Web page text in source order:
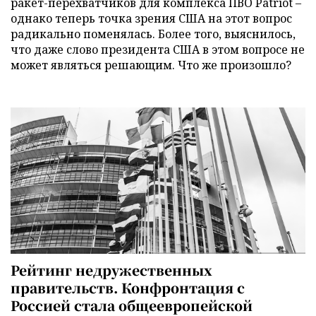
однако теперь точка зрения США на этот вопрос
радикально поменялась. Более того, выяснилось,
что даже слово президента США в этом вопросе не
может являться решающим. Что же произошло?
Рейтинг недружественных
правительств. Конфронтация с
Россией стала общеевропейской